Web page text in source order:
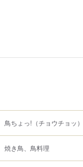
鳥ちょっ! （チョウチョッ）
焼き鳥、鳥料理